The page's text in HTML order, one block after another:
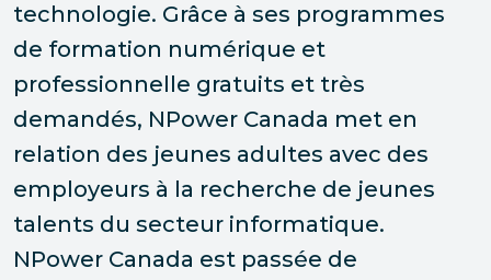
technologie. Grâce à ses programmes
de formation numérique et
professionnelle gratuits et très
demandés, NPower Canada met en
relation des jeunes adultes avec des
employeurs à la recherche de jeunes
talents du secteur informatique.
NPower Canada est passée de